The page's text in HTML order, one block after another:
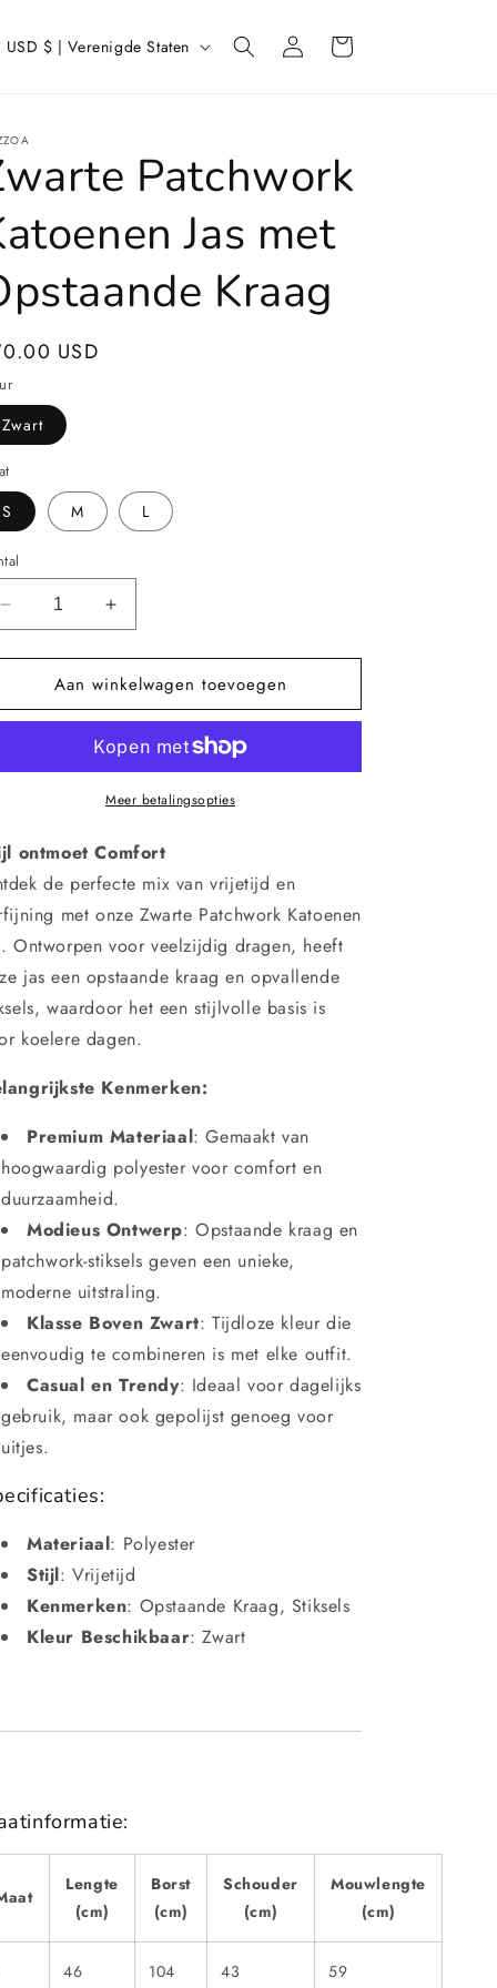
USD $ | Verenigde Staten InloggenWinkelwagen
Patchwork
Jas met
Kraag
USD
Zwart
S M L
Aantal
verlagen
voor
Zwarte
Patchwork
met
Aantal
verhogen
voor
Zwarte
Patchwork
Jas
met
Opstaande
Aan winkelwagen toevoegen
Meer betalingsopties
ontmoet Comfort
de perfecte mix van vrijetijd en
met onze Zwarte Patchwork Katoenen
Ontworpen voor veelzijdig dragen, heeft
jas een opstaande kraag en opvallende
waardoor het een stijlvolle basis is
koelere dagen.
Kenmerken:
Premium Materiaal: Gemaakt van
hoogwaardig polyester voor comfort en
duurzaamheid.
Modieus Ontwerp: Opstaande kraag en
patchwork-stiksels geven een unieke,
moderne uitstraling.
Klasse Boven Zwart: Tijdloze kleur die
eenvoudig te combineren is met elke outfit.
Casual en Trendy: Ideaal voor dagelijks
gebruik, maar ook gepolijst genoeg voor
uitjes.
Materiaal: Polyester
Stijl: Vrijetijd
Kenmerken: Opstaande Kraag, Stiksels
Kleur Beschikbaar: Zwart
Lengte
(cm)
Borst
(cm)
Schouder
(cm)
Mouwlengte
(cm)
46 104 43 59